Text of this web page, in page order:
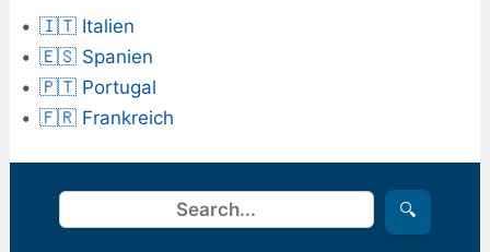
🇮🇹 Italien
🇪🇸 Spanien
🇵🇹 Portugal
🇫🇷 Frankreich
Suchen 🔍